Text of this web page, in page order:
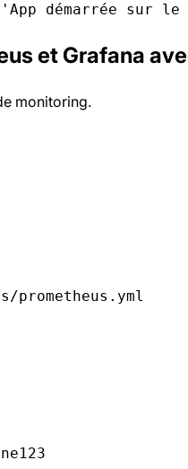
et Grafana
monitoring.
prometheus.yml